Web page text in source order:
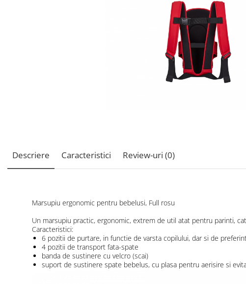
Descriere Caracteristici Review-uri (0)
Marsupiu ergonomic pentru bebelusi, Full rosu
Un marsupiu practic, ergonomic, extrem de util atat pentru parinti,
Caracteristici:
6 pozitii de purtare, in functie de varsta copilului, dar si de
4 pozitii de transport fata-spate
banda de sustinere cu velcro (scai)
suport de sustinere spate bebelus, cu plasa pentru aerisire si